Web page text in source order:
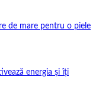
de mare pentru o piele
energia și îți